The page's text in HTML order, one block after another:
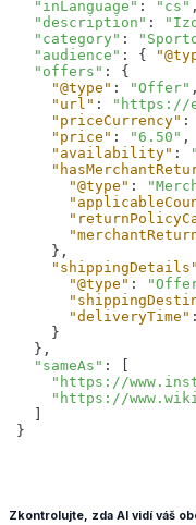
"inLanguage" : "cs"
"description" :
"category" :
"audience" : {
"offers"
"@type" : "Offer"
"url" : "https://
"priceCurrency" :
"price" : "6.50"
"availability" :
"@type" :
"shippingDetails"
"@type" :
"deliveryTime"
"sameAs"
"https://
"https://
}
Zkontrolujte, zda AI vidí váš